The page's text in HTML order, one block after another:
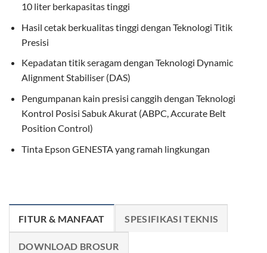
10 liter berkapasitas tinggi
Hasil cetak berkualitas tinggi dengan Teknologi Titik
Presisi
Kepadatan titik seragam dengan Teknologi Dynamic
Alignment Stabiliser (DAS)
Pengumpanan kain presisi canggih dengan Teknologi
Kontrol Posisi Sabuk Akurat (ABPC, Accurate Belt
Position Control)
Tinta Epson GENESTA yang ramah lingkungan
FITUR & MANFAAT SPESIFIKASI TEKNIS
DOWNLOAD BROSUR